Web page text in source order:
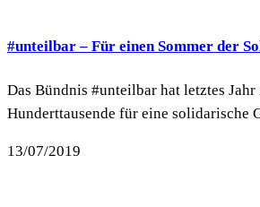
#unteilbar – Für einen Sommer der
Das Bündnis #unteilbar hat letztes
Hunderttausende für eine solidarische
13/07/2019